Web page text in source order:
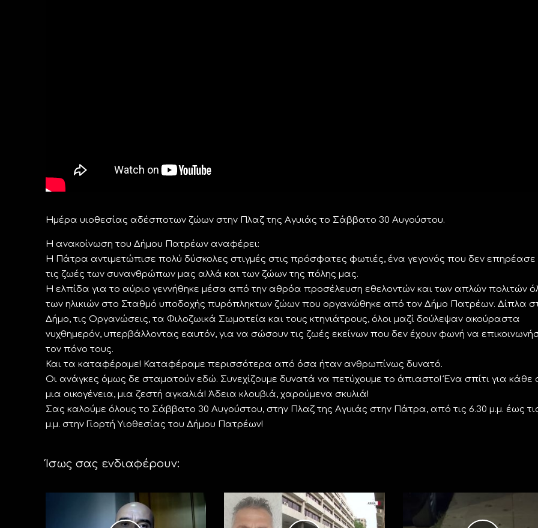
Ημέρα υιοθεσίας αδέσποτων ζώων στην Πλαζ της Αγυιάς το Σάββατο 30 Αυγούστου.
Η ανακοίνωση του Δήμου Πατρέων αναφέρει:
Η Πάτρα αντιμετώπισε πολύ δύσκολες στιγμές στις πρόσφατες φωτιές, ένα γεγονός που δεν επηρέασε
τις ζωές των συνανθρώπων μας αλλά και των ζώων της πόλης μας.
Η ελπίδα για το αύριο γεννήθηκε μέσα από την αθρόα προσέλευση εθελοντών και των απλών πολιτών
των ηλικιών στο Σταθμό υποδοχής πυρόπληκτων ζώων που οργανώθηκε από τον Δήμο Πατρέων. Δίπλα
Δήμο, τις Οργανώσεις, τα Φιλοζωικά Σωματεία και τους κτηνιάτρους, όλοι μαζί δούλεψαν ακούραστα
νυχθημερόν, υπερβάλλοντας εαυτόν, για να σώσουν τις ζωές εκείνων που δεν έχουν φωνή να
τον πόνο τους.
Και τα καταφέραμε! Καταφέραμε περισσότερα από όσα ήταν ανθρωπίνως δυνατό.
Οι ανάγκες όμως δε σταματούν εδώ. Συνεχίζουμε δυνατά να πετύχουμε το άπιαστο! Ένα σπίτι για κάθε
μια οικογένεια, μια ζεστή αγκαλιά! Άδεια κλουβιά, χαρούμενα σκυλιά!
Σας καλούμε όλους το Σάββατο 30 Αυγούστου, στην Πλαζ της Αγυιάς στην Πάτρα, από τις 6.30 μ.μ. έως
μ.μ. στην Γιορτή Υιοθεσίας του Δήμου Πατρέων!
Ίσως σας ενδιαφέρουν: